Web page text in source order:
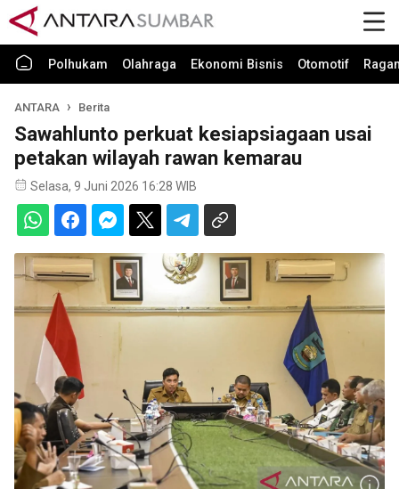
Polhukam Olahraga Ekonomi Bisnis Otomotif
ANTARA Berita
Sawahlunto perkuat kesiapsiagaan usai
petakan wilayah rawan kemarau
Selasa, 9 Juni 2026 16:28 WIB